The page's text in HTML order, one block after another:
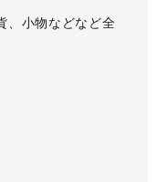
、小物などなど全